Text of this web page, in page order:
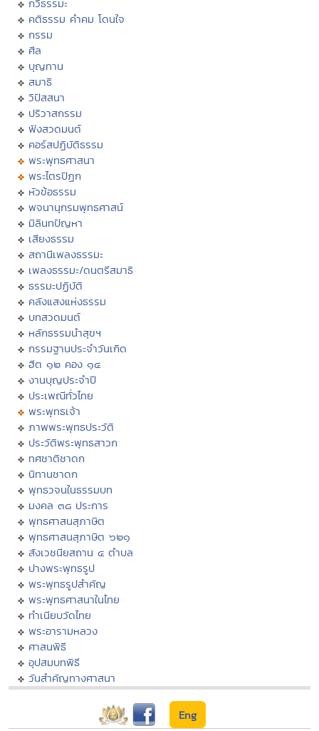
กวีธรรมะ
คติธรรม คำคม โดนใจ
กรรม
ศีล
บุญทาน
สมาธิ
วิปัสสนา
ปริวาสกรรม
ฟังสวดมนต์
คอร์สปฏิบัติธรรม
พระพุทธศาสนา
พระไตรปิฏก
หัวข้อธรรม
พจนานุกรมพุทธศาสน์
มิลินทปัญหา
เสียงธรรม
สถานีเพลงธรรมะ
เพลงธรรมะ/ดนตรีสมาธิ
ธรรมะปฏิบัติ
คลังแสงแห่งธรรม
บทสวดมนต์
หลักธรรมนำสุขฯ
กรรมฐานประจำวันเกิด
ฮีต ๑๒ คอง ๑๔
งานบุญประจำปี
ประเพณีทั่วไทย
พระพุทธเจ้า
ภาพพระพุทธประวัติ
ประวัติพระพุทธสาวก
ทศชาติชาดก
นิทานชาดก
พุทธวจนในธรรมบท
มงคล ๓๘ ประการ
พุทธศาสนสุภาษิต
พุทธศาสนสุภาษิต ๖๒๑
สังเวชนียสถาน ๔ ตำบล
ปางพระพุทธรูป
พระพุทธรูปสำคัญ
พระพุทธศาสนาในไทย
ทำเนียบวัดไทย
พระอารามหลวง
ศาสนพิธี
อุปสมบทพิธี
วันสำคัญทางศาสนา
Eng